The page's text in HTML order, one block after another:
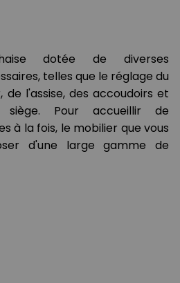
dotée de diverses
telles que le réglage du
de l'assise, des accoudoirs et
siège. Pour accueillir de
à la fois, le mobilier que vous
d'une large gamme de